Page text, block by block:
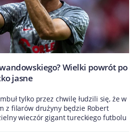
Wielki powrót po
jasne
tylko przez chwilę łudzili się, że w
z filarów drużyny będzie Robert
wieczór gigant tureckiego futbolu